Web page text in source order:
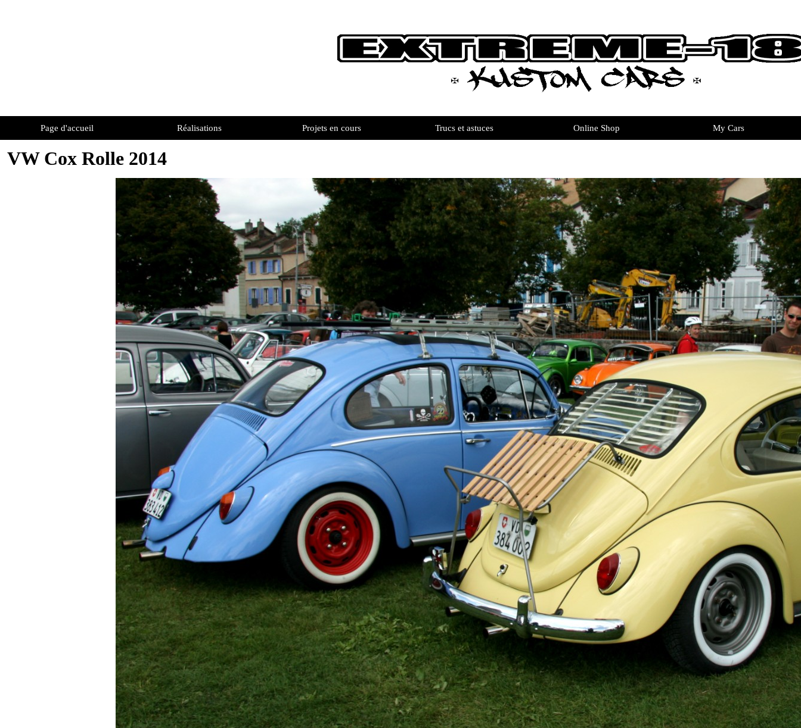
Page d'accueil Réalisations Projets en cours Trucs et astuces Online Shop My Cars
VW Cox Rolle 2014